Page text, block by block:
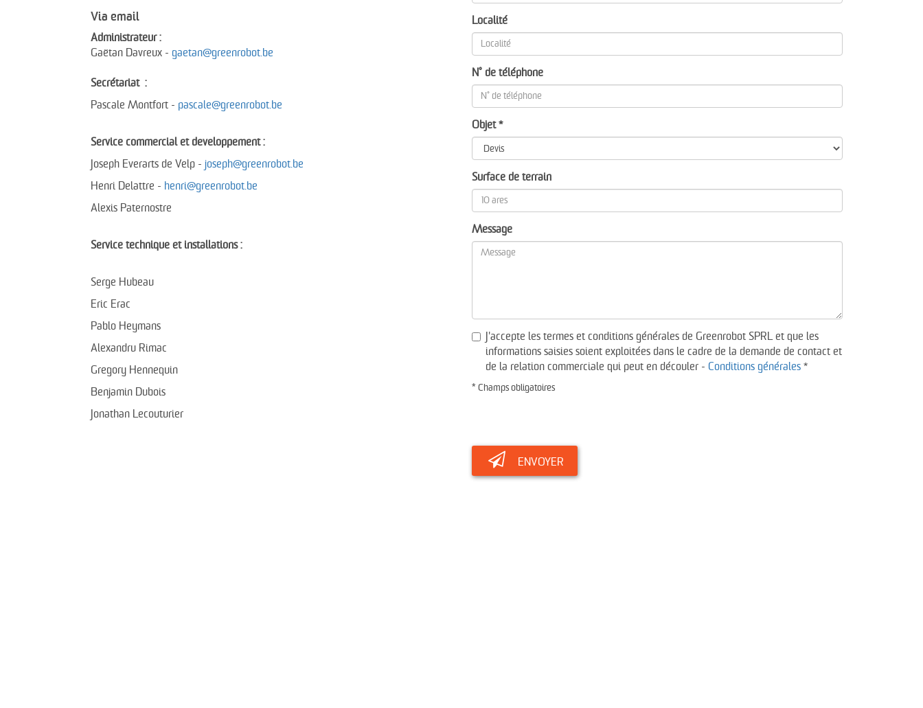
Via email
Administrateur :
Gaëtan Davreux - gaetan@greenrobot.be
Secrétariat :
Pascale Montfort - pascale@greenrobot.be
Service commercial et developpement :
Joseph Everarts de Velp - joseph@greenrobot.be
Henri Delattre - henri@greenrobot.be
Alexis Paternostre
Service technique et installations :
Serge Hubeau
Eric Erac
Pablo Heymans
Alexandru Rimac
Gregory Hennequin
Benjamin Dubois
Jonathan Lecouturier
Localité
N° de téléphone
Objet *
Surface de terrain
Message
J'accepte les termes et conditions générales de Greenrobot SPRL et que les
informations saisies soient exploitées dans le cadre de la demande de contact et
de la relation commerciale qui peut en découler - Conditions générales*
* Champs obligatoires
ENVOYER